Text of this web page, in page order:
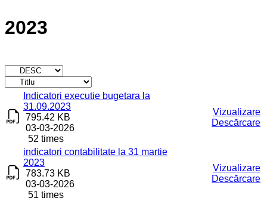
2023
Titlu
Descărcare
Indicatori executie bugetara la
31.09.2023
795.42 KB
03-03-2026
52 times
Vizualizare
Descărcare
indicatori contabilitate la 31 martie
2023
783.73 KB
03-03-2026
51 times
Vizualizare
Descărcare